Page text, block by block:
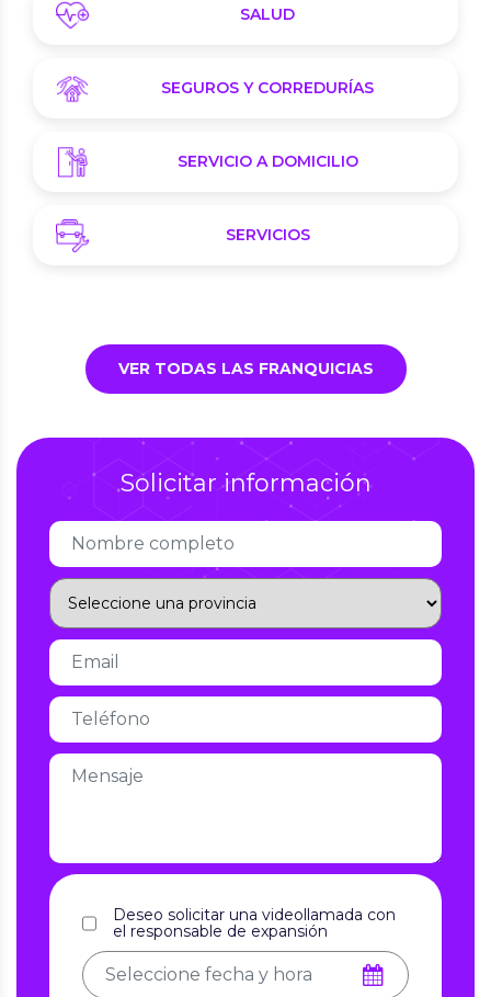
SALUD
SEGUROS Y CORREDURÍAS
SERVICIO A DOMICILIO
SERVICIOS
VER TODAS LAS FRANQUICIAS
Solicitar información
Deseo solicitar una videollamada con
el responsable de expansión